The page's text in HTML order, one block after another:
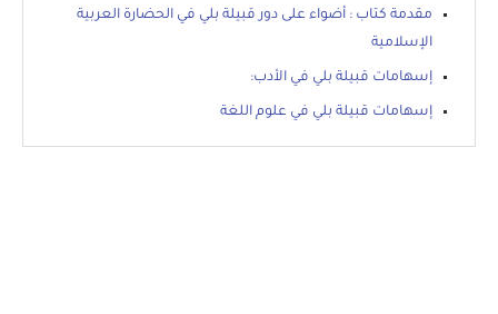
مقدمة كتاب : أضواء على دور قبيلة بلي في الحضارة العربية
الإسلامية
إسهامات قبيلة بلي في الأدب:
إسهامات قبيلة بلي في علوم اللغة